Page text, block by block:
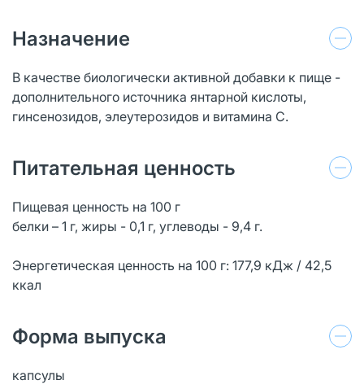
Назначение
В качестве биологически активной добавки к пище -
дополнительного источника янтарной кислоты,
гинсенозидов, элеутерозидов и витамина С.
Питательная ценность
Пищевая ценность на 100 г
белки – 1 г, жиры - 0,1 г, углеводы - 9,4 г.
Энергетическая ценность на 100 г: 177,9 кДж / 42,5
ккал
Форма выпуска
капсулы